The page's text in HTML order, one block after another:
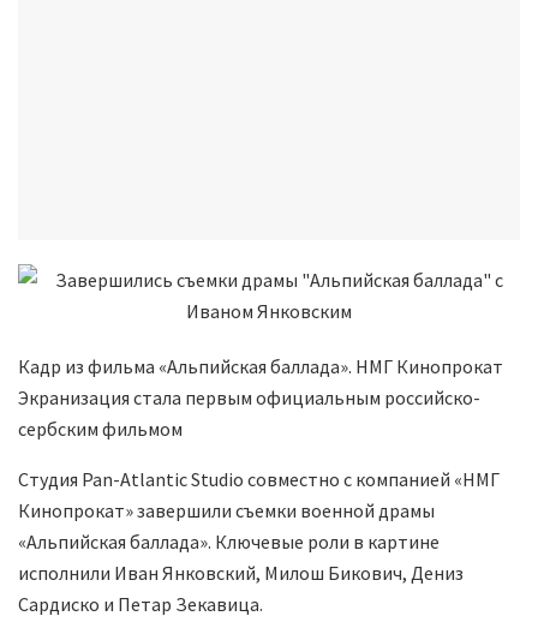
Кадр из фильма «Альпийская баллада». НМГ Кинопрокат
Экранизация стала первым официальным российско-
сербским фильмом
Студия Pan-Atlantic Studio совместно с компанией «НМГ
Кинопрокат» завершили съемки военной драмы
«Альпийская баллада». Ключевые роли в картине
исполнили Иван Янковский, Милош Бикович, Дениз
Сардиско и Петар Зекавица.